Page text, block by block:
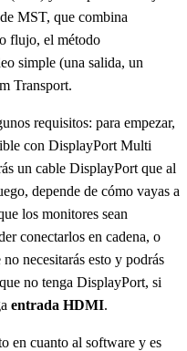
MST, que combina
flujo, el método
simple (una salida, un
Transport.
requisitos: para empezar,
con DisplayPort Multi
un cable DisplayPort que al
depende de cómo vayas a
los monitores sean
conectarlos en cadena, o
necesitarás esto y podrás
no tenga DisplayPort, si
entrada HDMI.
en cuanto al software y es